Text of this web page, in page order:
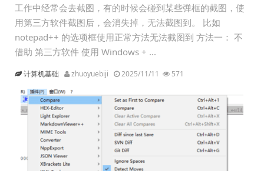
工作中经常会去截图，有的时候会碰到某些弹框的截图，使
用第三方软件截图后，会消失掉，无法截图到。 比如
notepad++ 的选项框使用正常方法无法截图到 方法一： 不
借助 第三方软件 使用 Windows + ...
计算机基础 zhuoyuebiji 2025/11/11 571